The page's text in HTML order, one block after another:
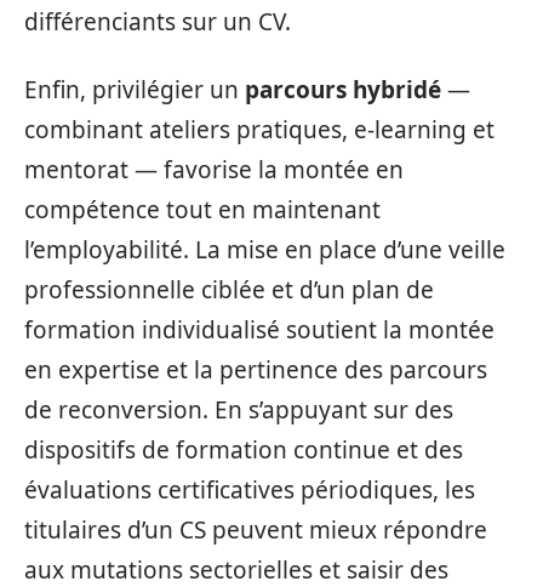
différenciants sur un CV.
Enfin, privilégier un parcours hybridé—
combinant ateliers pratiques, e‑learning et
mentorat — favorise la montée en
compétence tout en maintenant
l’employabilité. La mise en place d’une veille
professionnelle ciblée et d’un plan de
formation individualisé soutient la montée
en expertise et la pertinence des parcours
de reconversion. En s’appuyant sur des
dispositifs de formation continue et des
évaluations certificatives périodiques, les
titulaires d’un CS peuvent mieux répondre
aux mutations sectorielles et saisir des